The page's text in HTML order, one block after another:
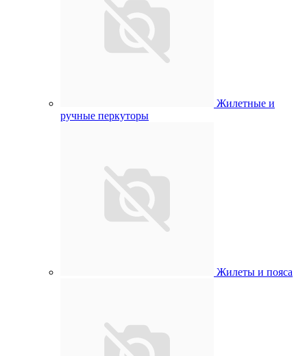
Жилетные и
ручные перкуторы
Жилеты и пояса